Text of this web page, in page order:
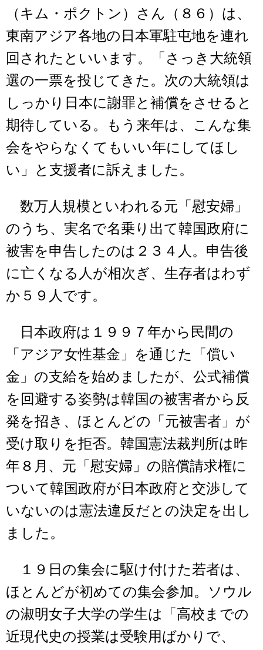
（キム・ポクトン）さん（８６）は、
東南アジア各地の日本軍駐屯地を連れ
回されたといいます。「さっき大統領
選の一票を投じてきた。次の大統領は
しっかり日本に謝罪と補償をさせると
期待している。もう来年は、こんな集
会をやらなくてもいい年にしてほし
い」と支援者に訴えました。
数万人規模といわれる元「慰安婦」
のうち、実名で名乗り出て韓国政府に
被害を申告したのは２３４人。申告後
に亡くなる人が相次ぎ、生存者はわず
か５９人です。
日本政府は１９９７年から民間の
「アジア女性基金」を通じた「償い
金」の支給を始めましたが、公式補償
を回避する姿勢は韓国の被害者から反
発を招き、ほとんどの「元被害者」が
受け取りを拒否。韓国憲法裁判所は昨
年８月、元「慰安婦」の賠償請求権に
ついて韓国政府が日本政府と交渉して
いないのは憲法違反だとの決定を出し
ました。
１９日の集会に駆け付けた若者は、
ほとんどが初めての集会参加。ソウル
の淑明女子大学の学生は「高校までの
近現代史の授業は受験用ばかりで、